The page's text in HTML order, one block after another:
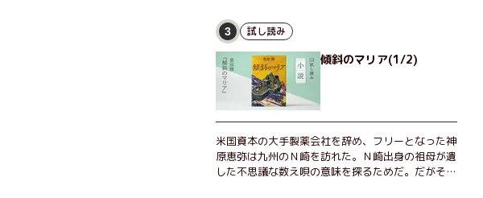
3 試し読み
傾斜のマリア(1/2)
米国資本の大手製薬会社を辞め、フリーとなった神
原恵弥は九州のＮ崎を訪れた。Ｎ崎出身の祖母が遺
した不思議な数え唄の意味を探るためだ。だがそん